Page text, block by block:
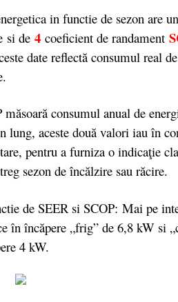
in functie de sezon are
si de 4 coeficient de randament
date reflectă consumul real
consumul anual de
lung, aceste două valori iau în
pentru a furniza o indicaţie
sezon de încălzire sau răcire.
de SEER si SCOP: Mai pe
în încăpere „frig” de 6,8 kW si
4 kW.